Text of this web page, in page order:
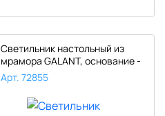
Светильник настольный из
мрамора GALANT, основание -
зе..
Арт. 72855